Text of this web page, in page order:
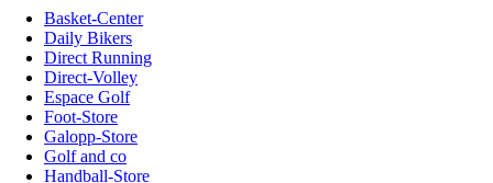
Basket-Center
Daily Bikers
Direct Running
Direct-Volley
Espace Golf
Foot-Store
Galopp-Store
Golf and co
Handball-Store